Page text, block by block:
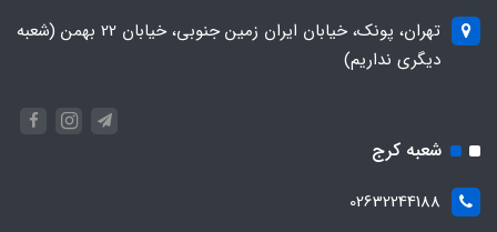
تهران، پونک، خیابان ایران زمین جنوبی، خیابان 22 بهمن (شعبه
دیگری نداریم)
شعبه کرج
02632244188